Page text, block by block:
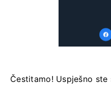
Čestitamo! Uspješno